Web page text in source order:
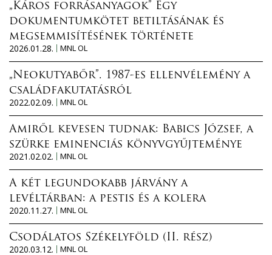
„Káros forrásanyagok” Egy
dokumentumkötet betiltásának és
megsemmisítésének története
2026.01.28.
MNL OL
„Neokutyabőr”. 1987-es ellenvélemény a
családfakutatásról
2022.02.09.
MNL OL
Amiről kevesen tudnak: Babics József, a
szürke eminenciás könyvgyűjteménye
2021.02.02.
MNL OL
A két legundokabb járvány a
levéltárban: a pestis és a kolera
2020.11.27.
MNL OL
Csodálatos Székelyföld (II. rész)
2020.03.12.
MNL OL